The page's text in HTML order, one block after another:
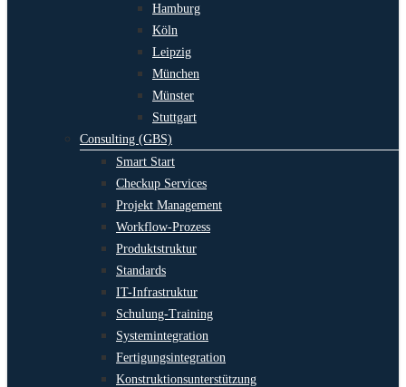
Hamburg
Köln
Leipzig
München
Münster
Stuttgart
Consulting (GBS)
Smart Start
Checkup Services
Projekt Management
Workflow-Prozess
Produktstruktur
Standards
IT-Infrastruktur
Schulung-Training
Systemintegration
Fertigungsintegration
Konstruktionsunterstützung